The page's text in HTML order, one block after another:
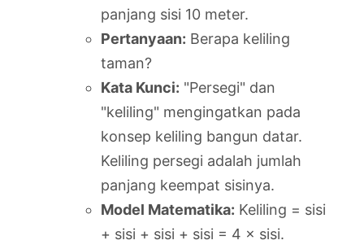
panjang sisi 10 meter.
Pertanyaan: Berapa keliling
taman?
Kata Kunci: "Persegi" dan
"keliling" mengingatkan pada
konsep keliling bangun datar.
Keliling persegi adalah jumlah
panjang keempat sisinya.
Model Matematika: Keliling = sisi
+ sisi + sisi + sisi = 4 × sisi.